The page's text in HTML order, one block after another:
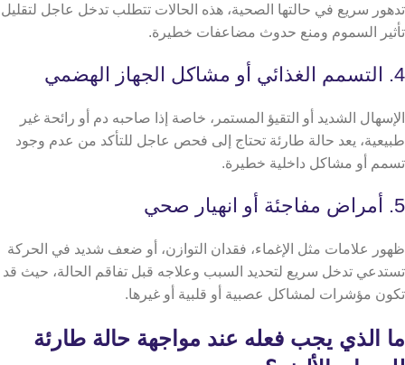
تدهور سريع في حالتها الصحية، هذه الحالات تتطلب تدخل عاجل لتقليل
تأثير السموم ومنع حدوث مضاعفات خطيرة.
4. التسمم الغذائي أو مشاكل الجهاز الهضمي
الإسهال الشديد أو التقيؤ المستمر، خاصة إذا صاحبه دم أو رائحة غير
طبيعية، يعد حالة طارئة تحتاج إلى فحص عاجل للتأكد من عدم وجود
تسمم أو مشاكل داخلية خطيرة.
5. أمراض مفاجئة أو انهيار صحي
ظهور علامات مثل الإغماء، فقدان التوازن، أو ضعف شديد في الحركة
تستدعي تدخل سريع لتحديد السبب وعلاجه قبل تفاقم الحالة، حيث قد
تكون مؤشرات لمشاكل عصبية أو قلبية أو غيرها.
ما الذي يجب فعله عند مواجهة حالة طارئة